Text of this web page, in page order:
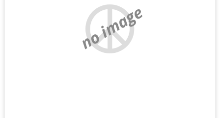
no image